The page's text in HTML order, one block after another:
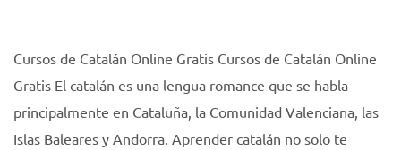
Cursos de Catalán Online Gratis Cursos de Catalán Online
Gratis El catalán es una lengua romance que se habla
principalmente en Cataluña, la Comunidad Valenciana, las
Islas Baleares y Andorra. Aprender catalán no solo te